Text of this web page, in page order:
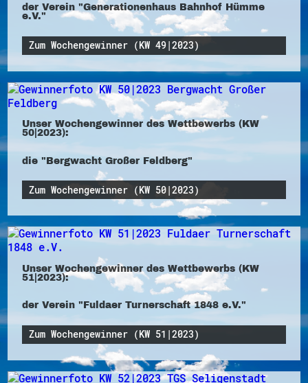
der Verein "Generationenhaus Bahnhof Hümme
e.V."
Zum Wochengewinner (KW 49|2023)
Unser Wochengewinner des Wettbewerbs (KW
50|2023):
die "Bergwacht Großer Feldberg"
Zum Wochengewinner (KW 50|2023)
Unser Wochengewinner des Wettbewerbs (KW
51|2023):
der Verein "Fuldaer Turnerschaft 1848 e.V."
Zum Wochengewinner (KW 51|2023)